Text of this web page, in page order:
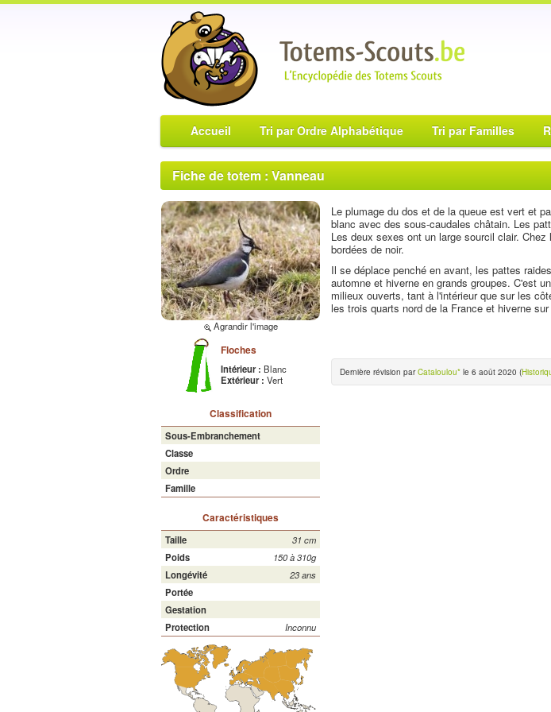
Accueil Tri par Ordre Alphabétique Tri par Familles
Fiche de totem : Vanneau
Agrandir l'image
Floches
Intérieur : Blanc
Extérieur : Vert
Classification
Sous-Embranchement
Classe
Ordre
Famille
Caractéristiques
Taille
31 cm
Poids
150 à 310g
Longévité
23 ans
Portée
Gestation
Protection
Inconnu
Le plumage du dos et de la queue est vert et
blanc avec des sous-caudales châtain. Les
Les deux sexes ont un large sourcil clair.
bordées de noir.
Il se déplace penché en avant, les pattes
automne et hiverne en grands groupes. C'est
milieux ouverts, tant à l'intérieur que sur les
les trois quarts nord de la France et hiverne
Dernière révision parCataloulou* le 6 août 2020 (